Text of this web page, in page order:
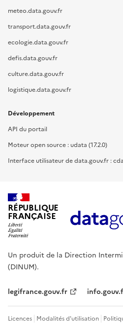
meteo.data.gouv.fr
transport.data.gouv.fr
ecologie.data.gouv.fr
defis.data.gouv.fr
culture.data.gouv.fr
logistique.data.gouv.fr
Développement
API du portail
Moteur open source : udata (17.2.0)
Interface utilisateur de data.gouv.fr :
RÉPUBLIQUE
FRANÇAISE
Un produit de la Direction
(DINUM).
legifrance.gouv.fr
Licences Modalités d'utilisation